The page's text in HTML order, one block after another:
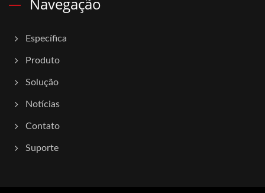
Específica
Produto
Solução
Notícias
Contato
Suporte